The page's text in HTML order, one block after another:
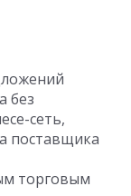
без
сеть,
поставщика
торговым